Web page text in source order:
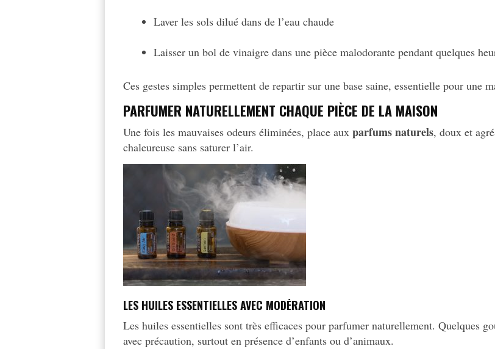
Laver les sols dilué dans de l’eau chaude
Laisser un bol de vinaigre dans une pièce malodorante pendant quelques
Ces gestes simples permettent de repartir sur une base saine, essentielle pour une
PARFUMER NATURELLEMENT CHAQUE PIÈCE DE LA MAISON
Une fois les mauvaises odeurs éliminées, place auxparfums naturels, doux et
chaleureuse sans saturer l’air.
LES HUILES ESSENTIELLES AVEC MODÉRATION
Les huiles essentielles sont très efficaces pour parfumer naturellement. Quelques
avec précaution, surtout en présence d’enfants ou d’animaux.